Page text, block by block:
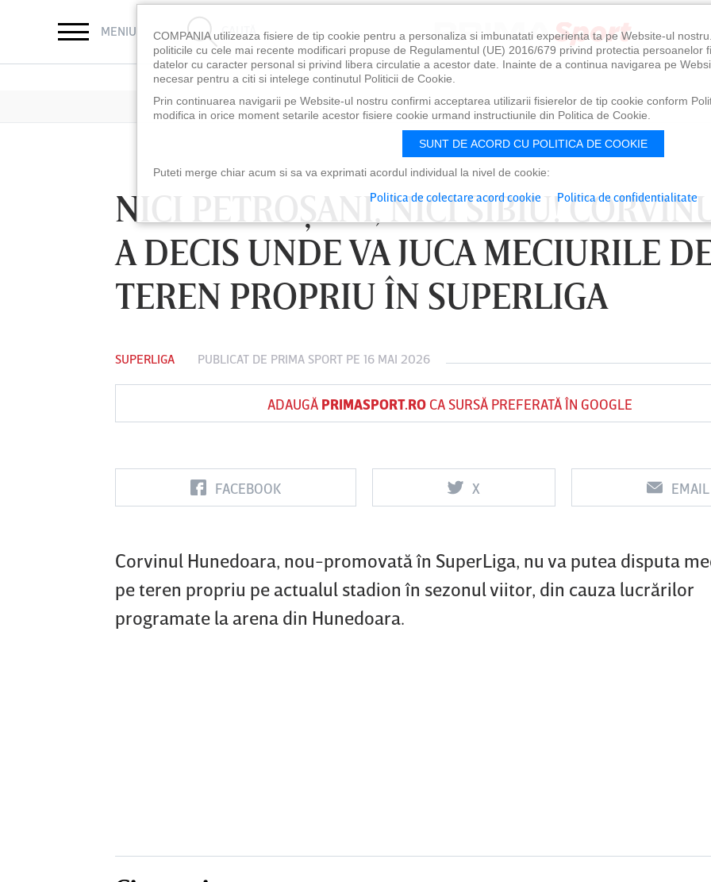
MENIU CAUTĂ
NICI PETROŞANI, NICI SIBIU!
A DECIS UNDE VA JUCA MECIURILE
TEREN PROPRIU ÎN SUPERLIGA
SUPERLIGA PUBLICAT DE PRIMA SPORT PE 16 MAI 2026
ADAUGĂ PRIMASPORT.ROCA SURSĂ PREFERATĂ ÎN GOOGLE
FACEBOOK X EMAIL
Corvinul Hunedoara, nou-promovată în SuperLiga, nu va putea disputa
pe teren propriu pe actualul stadion în sezonul viitor, din cauza lucrărilor
programate la arena din Hunedoara.
FC Botoşani
Vs
Corvinul
Hunedoara
Sepsi OSK Sf
Vs
FCSB UTA Arad
Vs
Rapid
COMPANIA utilizeaza fisiere de tip cookie pentru a personaliza si imbunatati experienta ta pe Website-ul
politicile cu cele mai recente modificari propuse de Regulamentul (UE) 2016/679 privind protectia persoanelor
datelor cu caracter personal si privind libera circulatie a acestor date. Inainte de a continua navigarea pe
necesar pentru a citi si intelege continutul Politicii de Cookie.
Prin continuarea navigarii pe Website-ul nostru confirmi acceptarea utilizarii fisierelor de tip cookie conform
modifica in orice moment setarile acestor fisiere cookie urmand instructiunile din Politica de Cookie.
SUNT DE ACORD CU POLITICA DE COOKIE
Puteti merge chiar acum si sa va exprimati acordul individual la nivel de cookie:
Politica de colectare acord cookie Politica de confidentialitate